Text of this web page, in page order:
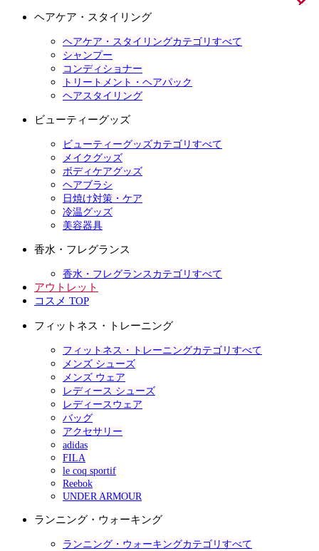
ヘアケア・スタイリング
ヘアケア・スタイリングカテゴリすべて
シャンプー
コンディショナー
トリートメント・ヘアパック
ヘアスタイリング
ビューティーグッズ
ビューティーグッズカテゴリすべて
メイクグッズ
ボディケアグッズ
ヘアブラシ
日焼け対策・ケア
冷温グッズ
美容器具
香水・フレグランス
香水・フレグランスカテゴリすべて
アウトレット
コスメ TOP
フィットネス・トレーニング
フィットネス・トレーニングカテゴリすべて
メンズ シューズ
メンズ ウェア
レディース シューズ
レディースウェア
バッグ
アクセサリー
adidas
FILA
le coq sportif
Reebok
UNDER ARMOUR
ランニング・ウォーキング
ランニング・ウォーキングカテゴリすべて